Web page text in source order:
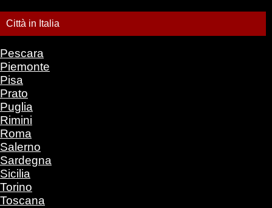
Città in Italia
Pescara
Piemonte
Pisa
Prato
Puglia
Rimini
Roma
Salerno
Sardegna
Sicilia
Torino
Toscana